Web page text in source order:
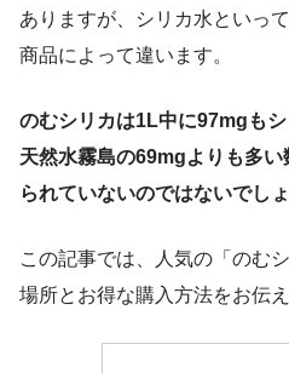
ありますが、シリカ水といっ
商品によって違います。
のむシリカは1L中に97mgも
天然水霧島の69mgよりも多
られていないのではないでしょ
この記事では、人気の「のむ
場所とお得な購入方法をお伝え